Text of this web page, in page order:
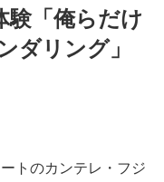
験「俺らだけ
ダリング」
トのカンテレ・フジ